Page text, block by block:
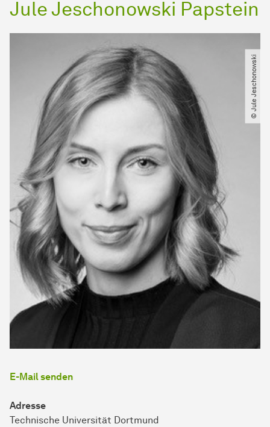
Jule Jeschonowski Papstein
E-Mail senden
Adresse
Technische Uni­ver­si­tät Dort­mund
© Jule Jeschonowski